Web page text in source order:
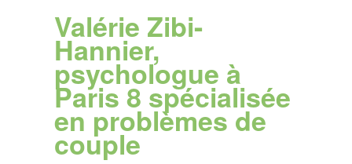
Valérie Zibi-
Hannier,
psychologue à
Paris 8 spécialisée
en problèmes de
couple